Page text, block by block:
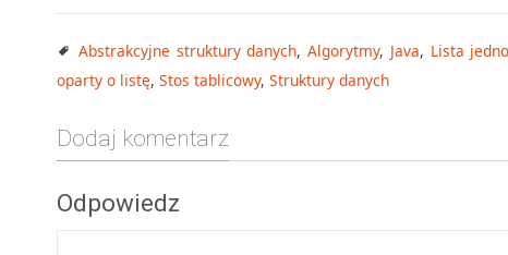
Abstrakcyjne struktury danych,Algorytmy, Java, Lista
oparty o listę, Stos tablicowy, Struktury danych
Dodaj komentarz
Odpowiedz